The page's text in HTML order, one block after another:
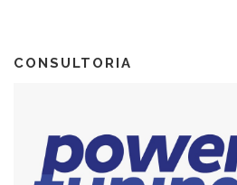
CONSULTORIA